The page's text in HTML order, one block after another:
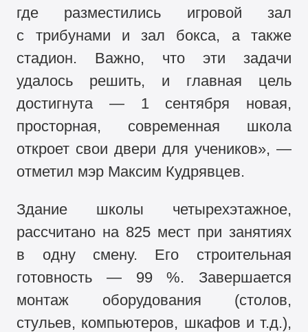
где разместились игровой зал
с трибунами и зал бокса, а также
стадион. Важно, что эти задачи
удалось решить, и главная цель
достигнута — 1 сентября новая,
просторная, современная школа
откроет свои двери для учеников», —
отметил мэр Максим Кудрявцев.
Здание школы четырехэтажное,
рассчитано на 825 мест при занятиях
в одну смену. Его строительная
готовность — 99 %. Завершается
монтаж оборудования (столов,
стульев, компьютеров, шкафов и т.д.),